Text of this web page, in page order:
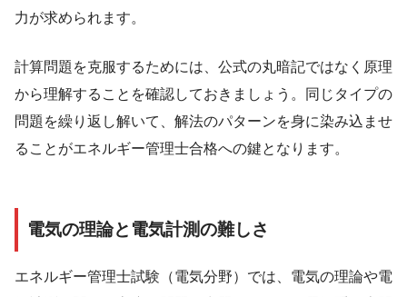
力が求められます。
計算問題を克服するためには、公式の丸暗記ではなく原理
から理解することを確認しておきましょう。同じタイプの
問題を繰り返し解いて、解法のパターンを身に染み込ませ
ることがエネルギー管理士合格への鍵となります。
電気の理論と電気計測の難しさ
エネルギー管理士試験（電気分野）では、電気の理論や電